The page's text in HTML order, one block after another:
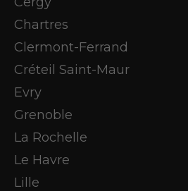
Chartres
Clermont-Ferrand
Créteil Saint-Maur
Evry
Grenoble
La Rochelle
Le Havre
Lille